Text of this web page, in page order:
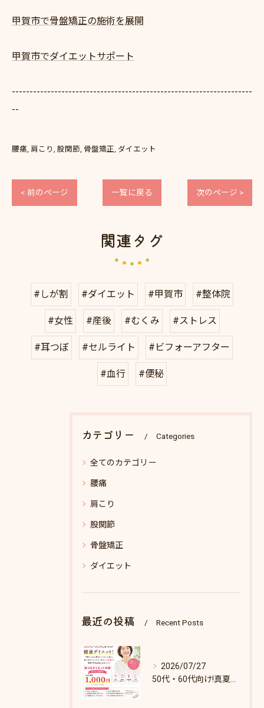
甲賀市で骨盤矯正の施術を展開
甲賀市でダイエットサポート
--------------------------------------------------------------------
--
腰痛 肩こり 股関節 骨盤矯正 ダイエット
< 前のページ 一覧に戻る 次のページ >
関連タグ
#しが割 #ダイエット #甲賀市 #整体院
#女性 #産後 #むくみ #ストレス
#耳つぼ #セルライト #ビフォーアフター
#血行 #便秘
カテゴリー Categories
全てのカテゴリー
腰痛
肩こり
股関節
骨盤矯正
ダイエット
最近の投稿 Recent Posts
2026/07/27
50代・60代向け!真夏のダイエットキャンペーン♪8/31まで！